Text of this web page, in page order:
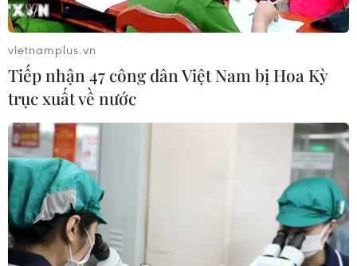
gian giáo dục
05/08/2026 01:21
Bảo đảm ngày khai giảng thực sự là
ngày hội của học sinh và giáo viên
04/08/2026 22:42
Phát động giải báo chí toàn quốc "Vì
sự nghiệp Giáo dục Việt Nam" năm
2026
04/08/2026 12:36
vietnamplus.vn
Tiếp nhận 47 công dân Việt Nam bị Hoa Kỳ
trục xuất về nước